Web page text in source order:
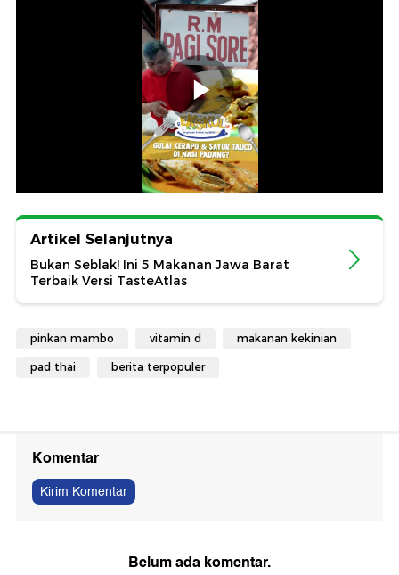
Artikel Selanjutnya
Bukan Seblak! Ini 5 Makanan Jawa Barat
Terbaik Versi TasteAtlas
pinkan mambo vitamin d makanan kekinian
pad thai berita terpopuler
Komentar
Kirim Komentar
Belum ada komentar.